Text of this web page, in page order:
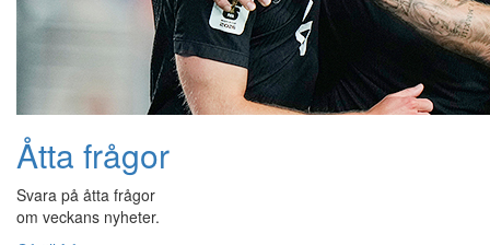
Åtta frågor
Svara på åtta frågor
om veckans nyheter.